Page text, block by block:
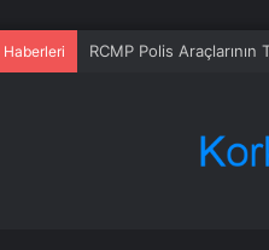
RCMP Polis Araçlarının